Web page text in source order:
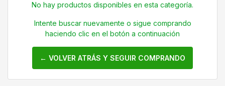
No hay productos disponibles en esta categoría.
Intente buscar nuevamente o sigue comprando
haciendo clic en el botón a continuación
← VOLVER ATRÁS Y SEGUIR COMPRANDO